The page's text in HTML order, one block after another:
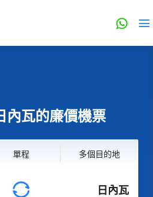
內瓦的廉價機票
單程 多個目的地
日內瓦